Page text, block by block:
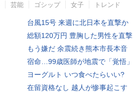
芸能 ゴシップ 女子 トレンド
台風15号 来週に北日本を直撃か
総額120万円 豊胸した男性を直撃
もう嫌だ 余震続き熊本市長本音
宿命…99歳医師が地震で「覚悟」
ヨーグルト いつ食べたらいい?
在留資格なし 越人が惨事起こす